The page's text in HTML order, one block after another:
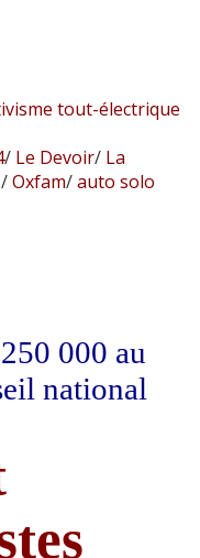
tout-électrique
/ Le Devoir/ La
/Oxfam/auto solo
000 au
national